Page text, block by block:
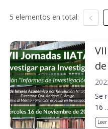
5 elementos en total:
Se
16